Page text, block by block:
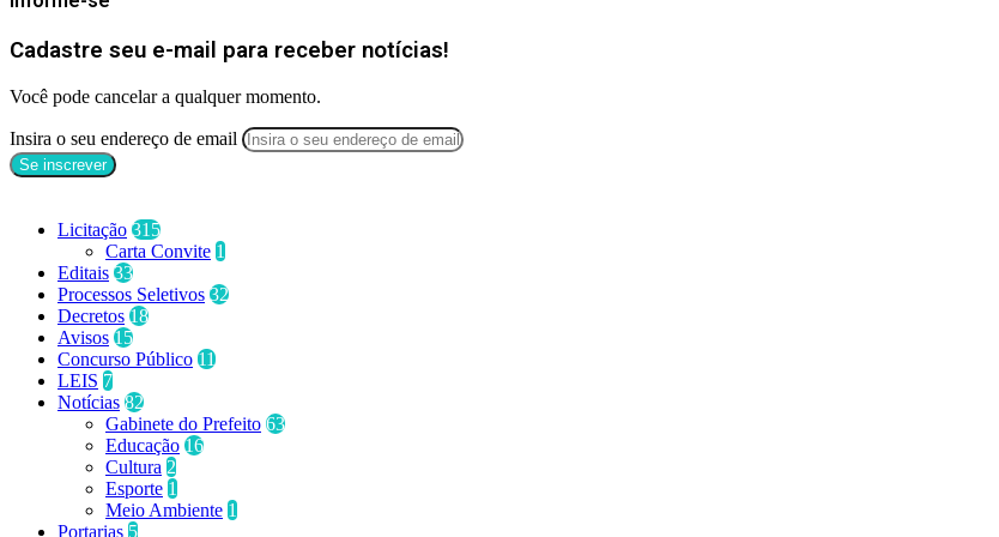
Cadastre seu e-mail para receber notícias!
Você pode cancelar a qualquer momento.
Insira o seu endereço de email
Licitação 315
Carta Convite 1
Editais 33
Processos Seletivos 32
Decretos 18
Avisos 15
Concurso Público 11
LEIS 7
Notícias 82
Gabinete do Prefeito 63
Educação 16
Cultura 2
Esporte 1
Meio Ambiente 1
Portarias 5